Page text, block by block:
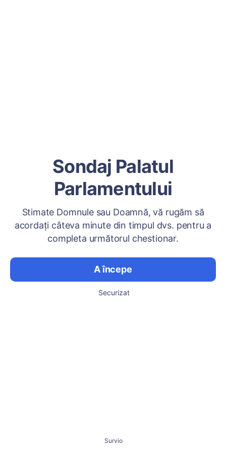
Sondaj Palatul
Parlamentului
Stimate Domnule sau Doamnă, vă rugăm să
acordați câteva minute din timpul dvs. pentru a
completa următorul chestionar.
A începe
Securizat
Survio